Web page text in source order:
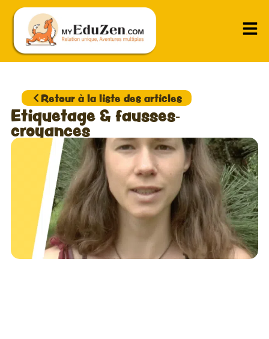
Retour à la liste des articles
Etiquetage & fausses-
croyances